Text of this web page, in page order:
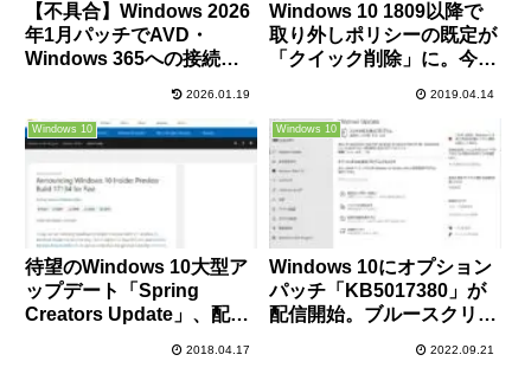
【不具合】Windows 2026
年1月パッチでAVD・
Windows 365への接続障
2026.01.19
Windows 10 1809以降で
取り外しポリシーの既定が
「クイック削除」に。今後
こ抜いてもOKかも。
2019.04.14
Windows 10
待望のWindows 10大型ア
ップデート「Spring
Creators Update」、配信
2018.04.17
Windows 10
Windows 10にオプション
パッチ「KB5017380」が
配信開始。ブルースクリー
IMEの不具合改善、ニュー
2022.09.21